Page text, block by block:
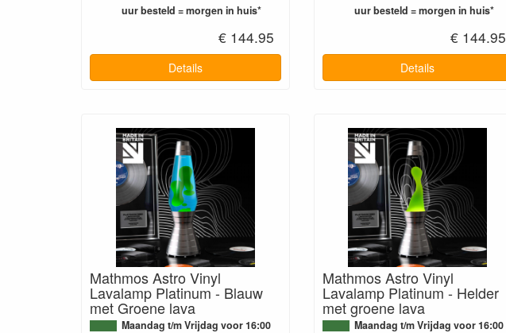
uur besteld = morgen in huis*
€ 144.95
Details
uur besteld = morgen in huis*
€ 144.95
Details
Mathmos Astro Vinyl
Lavalamp Platinum - Blauw
met Groene lava
Maandag t/m Vrijdag voor 16:00
Mathmos Astro Vinyl
Lavalamp Platinum - Helder
met groene lava
Maandag t/m Vrijdag voor 16:00